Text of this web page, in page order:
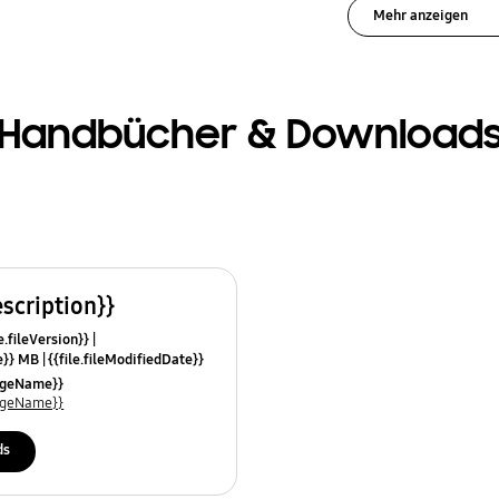
Mehr anzeigen
&
MB {{file.fileModifiedDate}}